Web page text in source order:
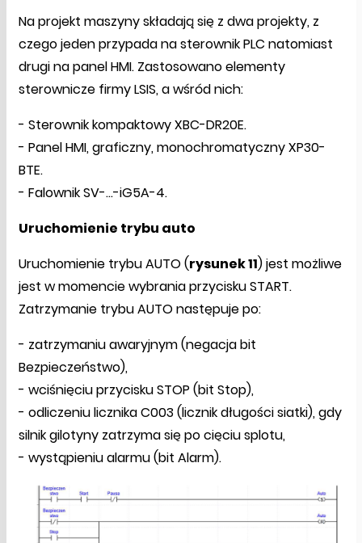
Na projekt maszyny składają się z dwa projekty, z
czego jeden przypada na sterownik PLC natomiast
drugi na panel HMI. Zastosowano elementy
sterownicze firmy LSIS, a wśród nich:
- Sterownik kompaktowy XBC-DR20E.
- Panel HMI, graficzny, monochromatyczny XP30-
BTE.
- Falownik SV-…-iG5A-4.
Uruchomienie trybu auto
Uruchomienie trybu AUTO (rysunek 11) jest możliwe
jest w momencie wybrania przycisku START.
Zatrzymanie trybu AUTO następuje po:
- zatrzymaniu awaryjnym (negacja bit
Bezpieczeństwo),
- wciśnięciu przycisku STOP (bit Stop),
- odliczeniu licznika C003 (licznik długości siatki), gdy
silnik gilotyny zatrzyma się po cięciu splotu,
- wystąpieniu alarmu (bit Alarm).